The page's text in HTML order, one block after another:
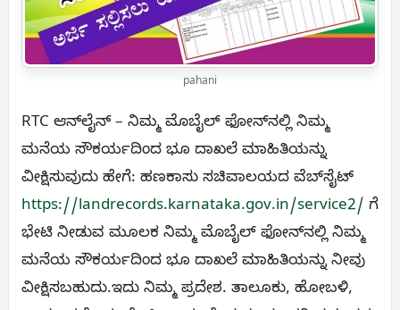
pahani
RTC ಆನ್‌ಲೈನ್ – ನಿಮ್ಮ ಮೊಬೈಲ್ ಫೋನ್‌ನಲ್ಲಿ ನಿಮ್ಮ
ಮನೆಯ ಸೌಕರ್ಯದಿಂದ ಭೂ ದಾಖಲೆ ಮಾಹಿತಿಯನ್ನು
ವೀಕ್ಷಿಸುವುದು ಹೇಗೆ: ಹಣಕಾಸು ಸಚಿವಾಲಯದ ವೆಬ್‌ಸೈಟ್
https://landrecords.karnataka.gov.in/service2/ ಗೆ
ಭೇಟಿ ನೀಡುವ ಮೂಲಕ ನಿಮ್ಮ ಮೊಬೈಲ್ ಫೋನ್‌ನಲ್ಲಿ ನಿಮ್ಮ
ಮನೆಯ ಸೌಕರ್ಯದಿಂದ ಭೂ ದಾಖಲೆ ಮಾಹಿತಿಯನ್ನು ನೀವು
ವೀಕ್ಷಿಸಬಹುದು.ಇದು ನಿಮ್ಮ ಪ್ರದೇಶ. ತಾಲೂಕು, ಹೋಬಳಿ,